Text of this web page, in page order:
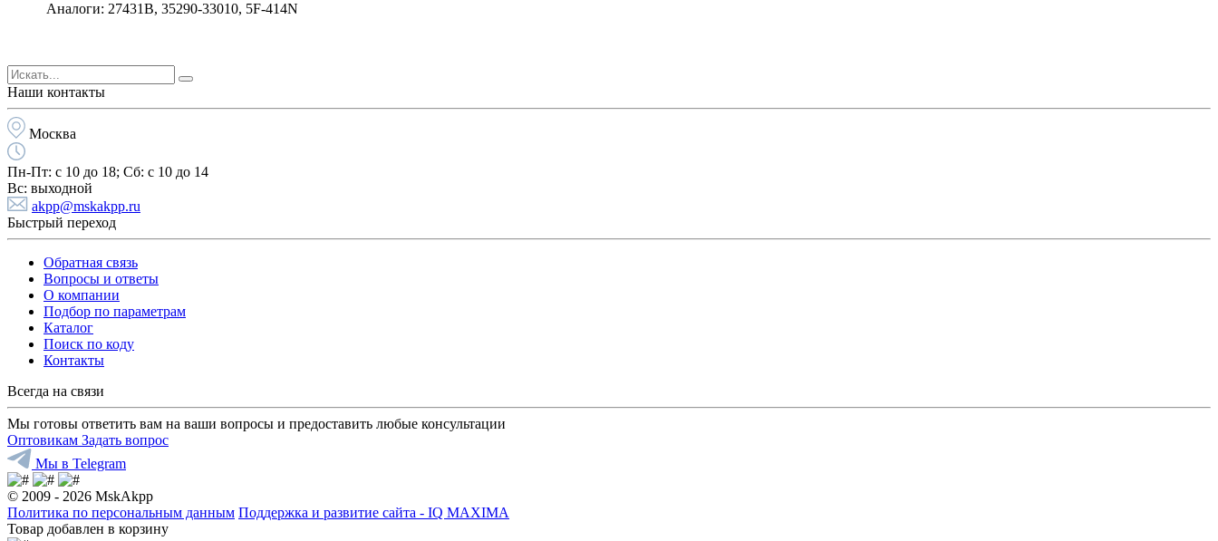
Аналоги: 27431B, 35290-33010, 5F-414N
Наши контакты
Москва
Пн-Пт: с 10 до 18; Cб: с 10 до 14
Вс: выходной
akpp@mskakpp.ru
Быстрый переход
Обратная связь
Вопросы и ответы
О компании
Подбор по параметрам
Каталог
Поиск по коду
Контакты
Всегда на связи
Мы готовы ответить вам на ваши вопросы и предоставить любые консультации
Оптовикам Задать вопрос
Мы в Telegram
© 2009 - 2026 MskAkpp
Политика по персональным данным Поддержка и развитие сайта - IQ MAXIMA
Товар добавлен в корзину